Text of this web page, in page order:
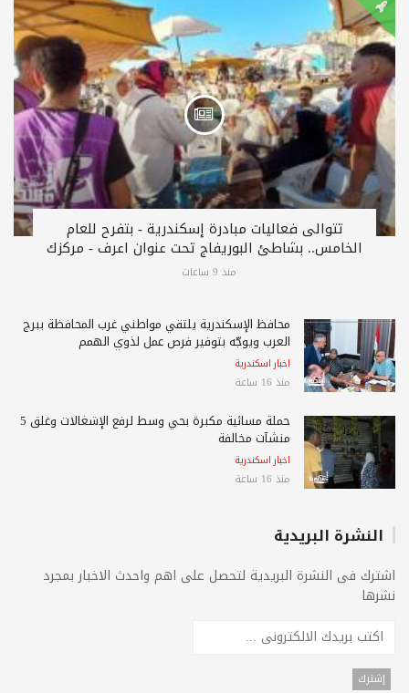
تتوالى فعاليات مبادرة إسكندرية - بتفرح للعام
الخامس.. بشاطئ البوريفاج تحت عنوان اعرف - مركزك
منذ 9 ساعات
محافظ الإسكندرية يلتقي مواطني غرب المحافظة ببرج
العرب ويوجّه بتوفير فرص عمل لذوي الهمم
اخبار اسكندرية
منذ 16 ساعة
حملة مسائية مكبرة بحي وسط لرفع الإشغالات وغلق 5
منشآت مخالفة
اخبار اسكندرية
منذ 16 ساعة
النشرة البريدية
اشترك فى النشرة البريدية لتحصل على اهم واحدث الاخبار بمجرد
نشرها